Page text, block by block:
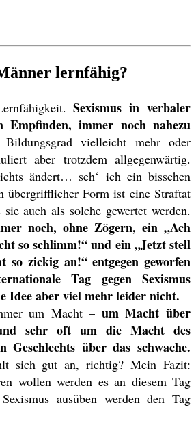
lernfähig?
Sexismus in verbaler
immer noch nahezu
vielleicht mehr oder
aber trotzdem allgegenwärtig.
ändert… seh‘ ich ein bisschen
übergrifflicher Form ist eine Straftat
auch als solche gewertet werden.
noch, ohne Zögern, ein „Ach
so schlimm!“ und ein „Jetzt stell
zickig an!“ entgegen geworfen
Tag gegen Sexismus
Idee aber viel mehr leider nicht.
um Macht – um Macht über
sehr oft um die Macht des
Geschlechts über das schwache.
sich gut an, richtig? Mein Fazit:
wollen werden es an diesem Tag
ausüben werden den Tag